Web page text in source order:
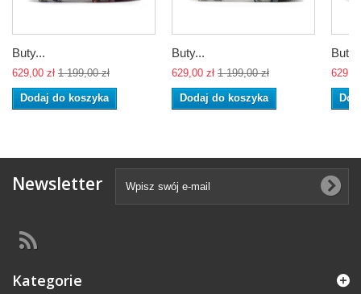
Buty...
629,00 zł 1 199,00 zł
Dodaj do koszyka
Buty...
629,00 zł 1 199,00 zł
Dodaj do koszyka
Newsletter
Kategorie